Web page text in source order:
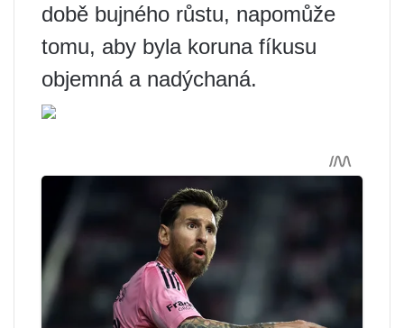
době bujného růstu, napomůže
tomu, aby byla koruna fíkusu
objemná a nadýchaná.